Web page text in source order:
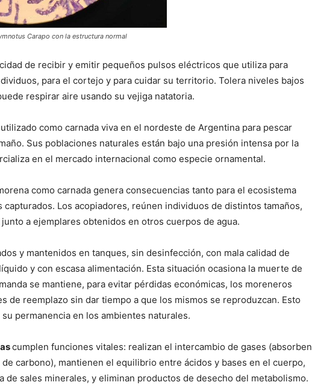
Carapo con la estructura normal
de recibir y emitir pequeños pulsos eléctricos que utiliza para
para el cortejo y para cuidar su territorio. Tolera niveles bajos
respirar aire usando su vejiga natatoria.
como carnada viva en el nordeste de Argentina para pescar
Sus poblaciones naturales están bajo una presión intensa por la
en el mercado internacional como especie ornamental.
como carnada genera consecuencias tanto para el ecosistema
capturados. Los acopiadores, reúnen individuos de distintos tamaños,
a ejemplares obtenidos en otros cuerpos de agua.
y mantenidos en tanques, sin desinfección, con mala calidad de
y con escasa alimentación. Esta situación ocasiona la muerte de
se mantiene, para evitar pérdidas económicas, los moreneros
de reemplazo sin dar tiempo a que los mismos se reproduzcan. Esto
permanencia en los ambientes naturales.
cumplen funciones vitales: realizan el intercambio de gases (absorben
carbono), mantienen el equilibrio entre ácidos y bases en el cuerpo,
de sales minerales, y eliminan productos de desecho del metabolismo.